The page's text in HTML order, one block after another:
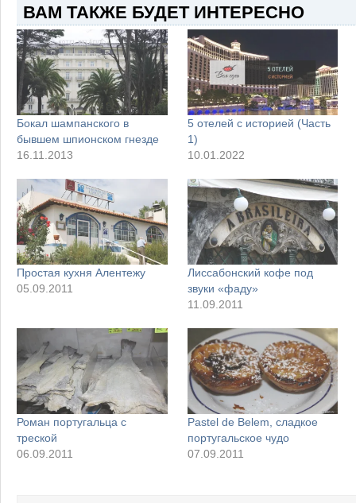
ВАМ ТАКЖЕ БУДЕТ ИНТЕРЕСНО
Бокал шампанского в
бывшем шпионском гнезде
16.11.2013
5 отелей с историей (Часть
1)
10.01.2022
Простая кухня Алентежу
05.09.2011
Лиссабонский кофе под
звуки «фаду»
11.09.2011
Роман португальца с
треской
06.09.2011
Pastel de Belem, сладкое
португальское чудо
07.09.2011